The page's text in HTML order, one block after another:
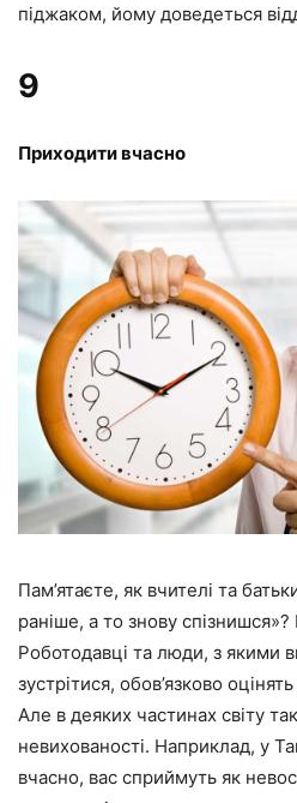
піджаком, йому доведеться
9
Приходити вчасно
Пам’ятаєте, як вчителі та
раніше, а то знову
Роботодавці та люди, з якими
зустрітися, обов’язково
Але в деяких частинах світу
невихованості. Наприклад, у
вчасно, вас сприймуть як